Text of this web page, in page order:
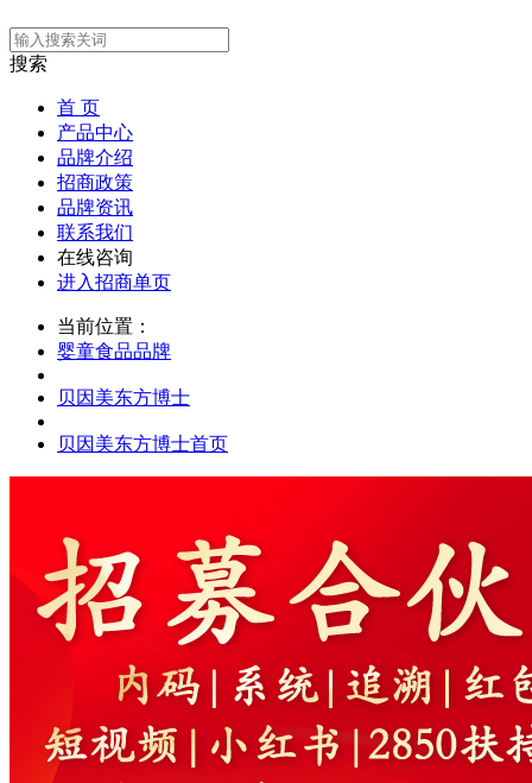
搜索
首 页
产品中心
品牌介绍
招商政策
品牌资讯
联系我们
在线咨询
进入招商单页
当前位置：
婴童食品品牌
贝因美东方博士
贝因美东方博士首页